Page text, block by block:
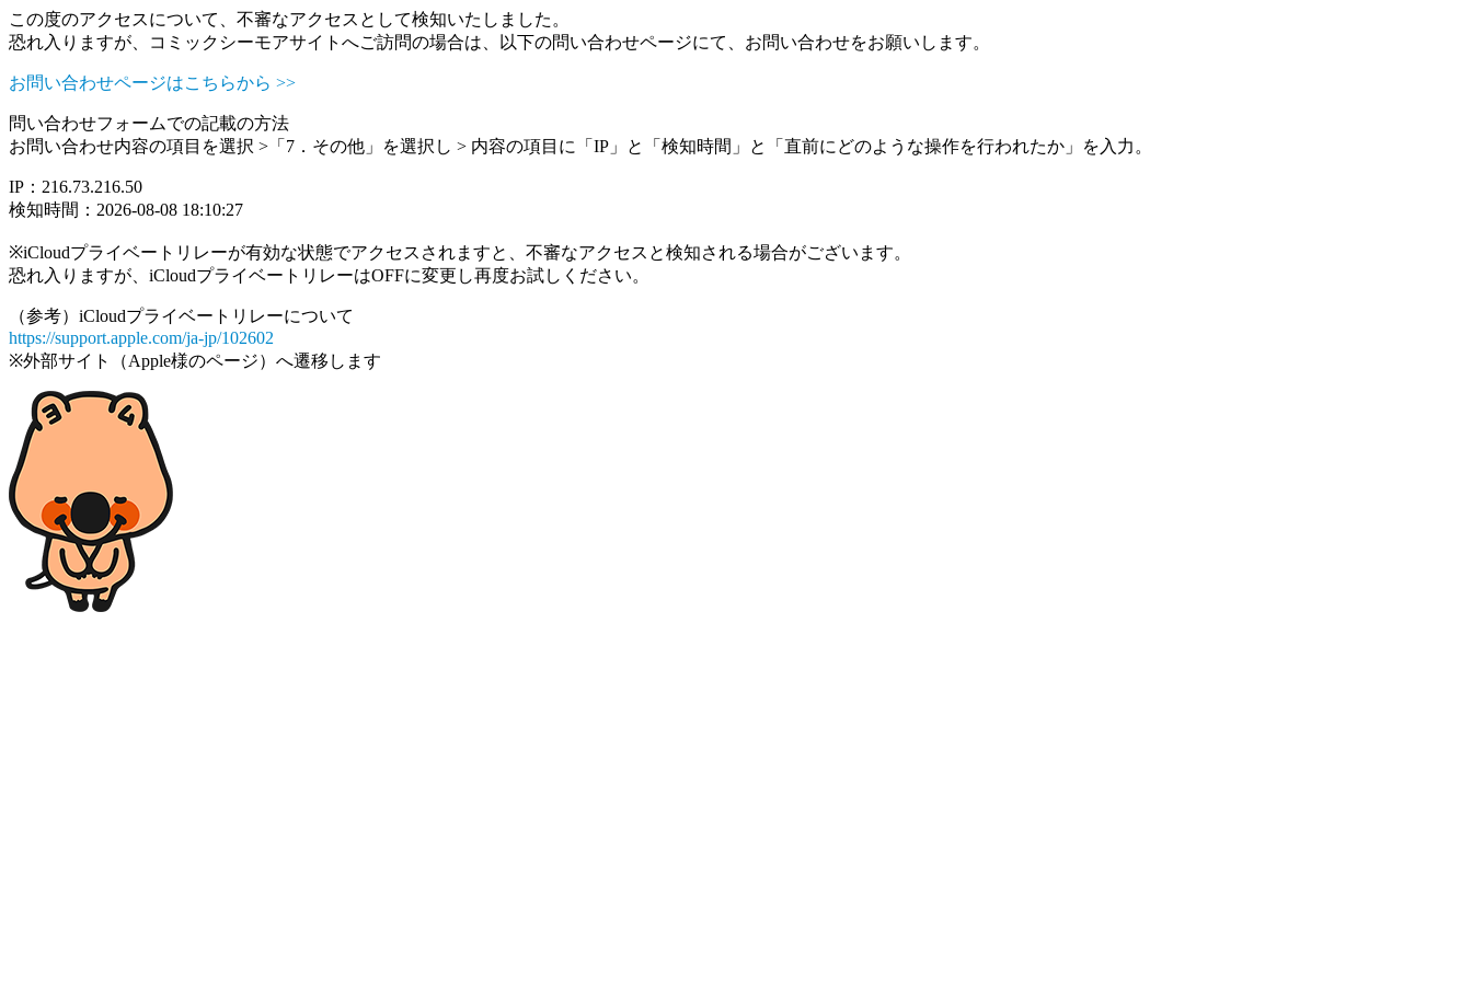
この度のアクセスについて、不審なアクセスとして検知いたしました。
恐れ入りますが、コミックシーモアサイトへご訪問の場合は、以下の問い合わせページにて、お問い合わせをお願いします。
お問い合わせページはこちらから >>
問い合わせフォームでの記載の方法
お問い合わせ内容の項目を選択 >「7．その他」を選択し > 内容の項目に「IP」と「検知時間」と「直前にどのような操作を行われたか」を入力。
IP：216.73.216.50
検知時間：2026-08-08 18:10:27
※iCloudプライベートリレーが有効な状態でアクセスされますと、不審なアクセスと検知される場合がございます。
恐れ入りますが、iCloudプライベートリレーはOFFに変更し再度お試しください。
（参考）iCloudプライベートリレーについて
https://support.apple.com/ja-jp/102602
※外部サイト（Apple様のページ）へ遷移します